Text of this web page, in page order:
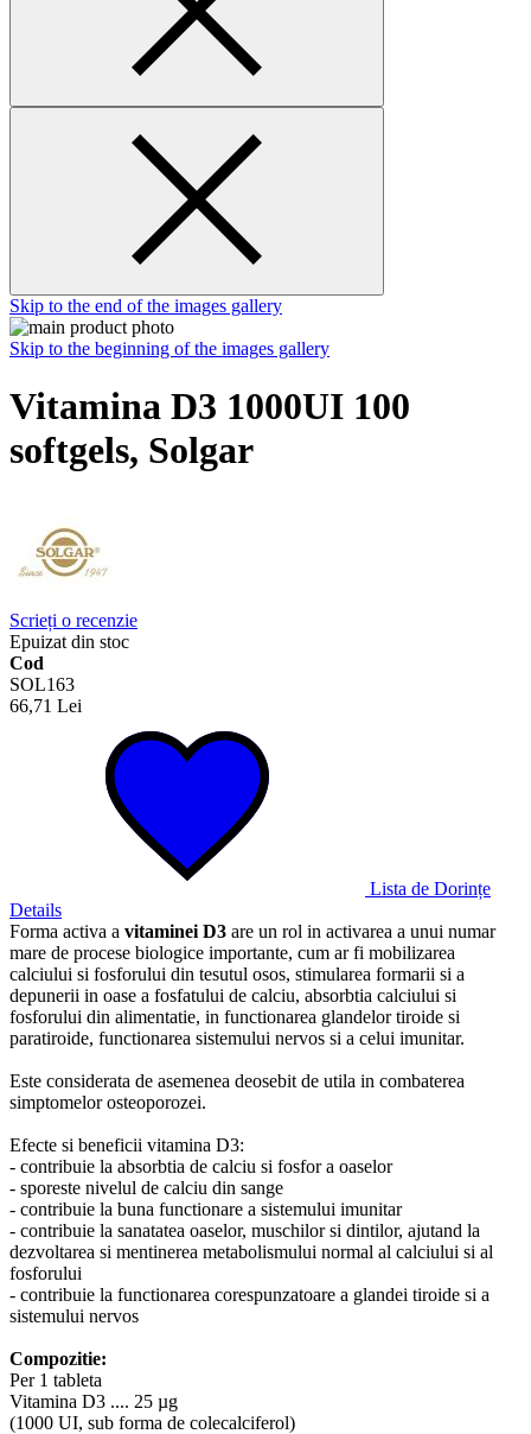
Skip to the end of the images gallery
Skip to the beginning of the images gallery
Vitamina D3 1000UI 100
softgels, Solgar
Scrieți o recenzie
Epuizat din stoc
Cod
SOL163
66,71 Lei
Lista de Dorințe
Details
Forma activa a vitaminei D3 are un rol in activarea a unui numar
mare de procese biologice importante, cum ar fi mobilizarea
calciului si fosforului din tesutul osos, stimularea formarii si a
depunerii in oase a fosfatului de calciu, absorbtia calciului si
fosforului din alimentatie, in functionarea glandelor tiroide si
paratiroide, functionarea sistemului nervos si a celui imunitar.
Este considerata de asemenea deosebit de utila in combaterea
simptomelor osteoporozei.
Efecte si beneficii vitamina D3:
- contribuie la absorbtia de calciu si fosfor a oaselor
- sporeste nivelul de calciu din sange
- contribuie la buna functionare a sistemului imunitar
- contribuie la sanatatea oaselor, muschilor si dintilor, ajutand la
dezvoltarea si mentinerea metabolismului normal al calciului si al
fosforului
- contribuie la functionarea corespunzatoare a glandei tiroide si a
sistemului nervos
Compozitie:
Per 1 tableta
Vitamina D3 .... 25 µg
(1000 UI, sub forma de colecalciferol)